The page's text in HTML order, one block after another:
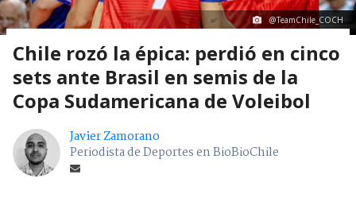
@TeamChile_COCH
Chile rozó la épica: perdió en cinco
sets ante Brasil en semis de la
Copa Sudamericana de Voleibol
Javier Zamorano
Periodista de Deportes en BioBioChile